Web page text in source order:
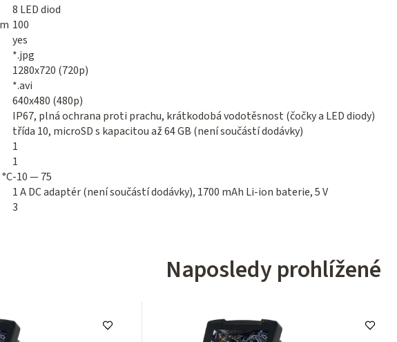
8 LED diod
100
yes
*.jpg
1280x720 (720p)
*.avi
640x480 (480p)
IP67, plná ochrana proti prachu, krátkodobá vodotěsnost (čočky a LED diody)
třída 10, microSD s kapacitou až 64 GB (není součástí dodávky)
1
1
-10 — 75
1 A DC adaptér (není součástí dodávky), 1700 mAh Li-ion baterie, 5 V
3
Naposledy prohlížené